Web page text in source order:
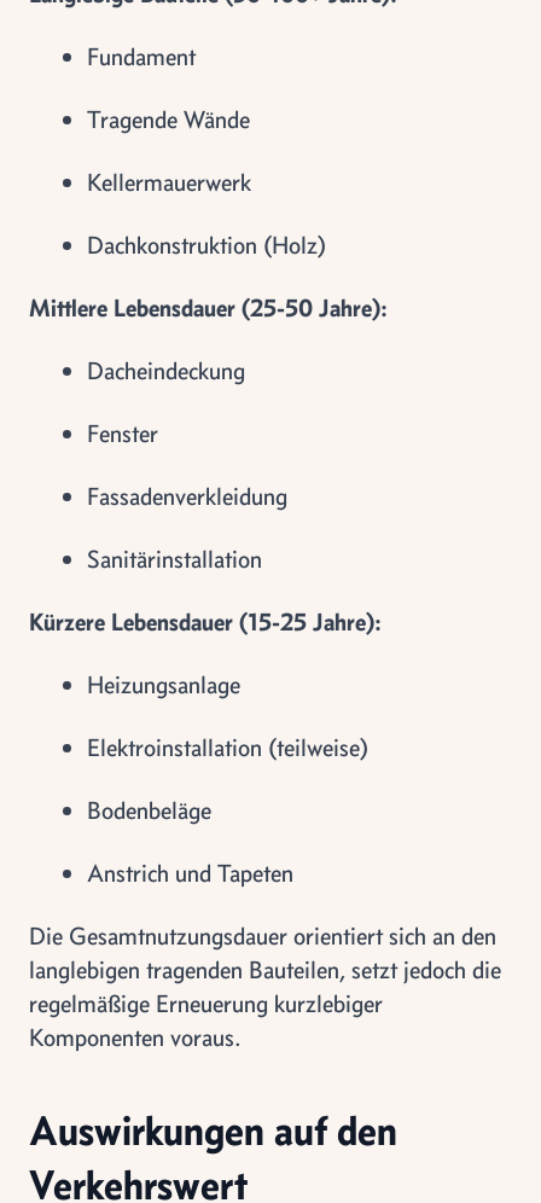
Fundament
Tragende Wände
Kellermauerwerk
Dachkonstruktion (Holz)
Mittlere Lebensdauer (25-50 Jahre):
Dacheindeckung
Fenster
Fassadenverkleidung
Sanitärinstallation
Kürzere Lebensdauer (15-25 Jahre):
Heizungsanlage
Elektroinstallation (teilweise)
Bodenbeläge
Anstrich und Tapeten
Die Gesamtnutzungsdauer orientiert sich an den
langlebigen tragenden Bauteilen, setzt jedoch die
regelmäßige Erneuerung kurzlebiger
Komponenten voraus.
Auswirkungen auf den
Verkehrswert